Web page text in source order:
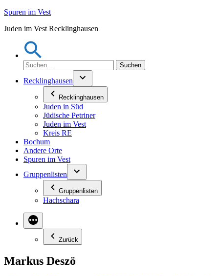
Zum
springen
Spuren im Vest
Juden im Vest Recklinghausen
Suchen
nach:
Recklinghausen
Recklinghausen
Juden in Süd
Jüdische Petriner
Juden im Vest
Kreis RE
Bochum
Andere Orte
Spuren im Vest
Gruppenlisten
Gruppenlisten
Hachschara
Zurück
Markus Deszö